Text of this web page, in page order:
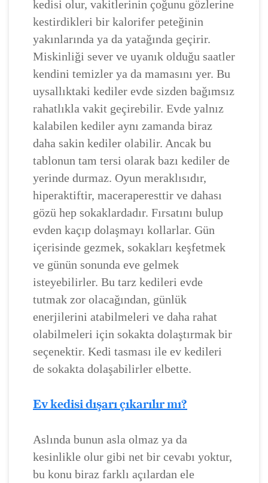
kedisi olur, vakitlerinin çoğunu gözlerine
kestirdikleri bir kalorifer peteğinin
yakınlarında ya da yatağında geçirir.
Miskinliği sever ve uyanık olduğu saatler
kendini temizler ya da mamasını yer. Bu
uysallıktaki kediler evde sizden bağımsız
rahatlıkla vakit geçirebilir. Evde yalnız
kalabilen kediler aynı zamanda biraz
daha sakin kediler olabilir. Ancak bu
tablonun tam tersi olarak bazı kediler de
yerinde durmaz. Oyun meraklısıdır,
hiperaktiftir, maceraperesttir ve dahası
gözü hep sokaklardadır. Fırsatını bulup
evden kaçıp dolaşmayı kollarlar. Gün
içerisinde gezmek, sokakları keşfetmek
ve günün sonunda eve gelmek
isteyebilirler. Bu tarz kedileri evde
tutmak zor olacağından, günlük
enerjilerini atabilmeleri ve daha rahat
olabilmeleri için sokakta dolaştırmak bir
seçenektir. Kedi tasması ile ev kedileri
de sokakta dolaşabilirler elbette.
Ev kedisi dışarı çıkarılır mı?
Aslında bunun asla olmaz ya da
kesinlikle olur gibi net bir cevabı yoktur,
bu konu biraz farklı açılardan ele